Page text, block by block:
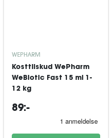
WEPHARM
Kosttilskud WePharm
WeBiotic Fast 15 ml 1-
12 kg
89:-